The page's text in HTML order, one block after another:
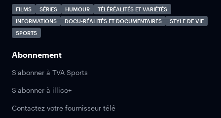
FILMS SÉRIES HUMOUR
TÉLÉRÉALITÉS ET VARIÉTÉS
INFORMATIONS
DOCU-RÉALITÉS ET DOCUMENTAIRES
STYLE DE VIE
SPORTS
Abonnement
S'abonner à TVA Sports
S'abonner à illico+
Contactez votre fournisseur télé